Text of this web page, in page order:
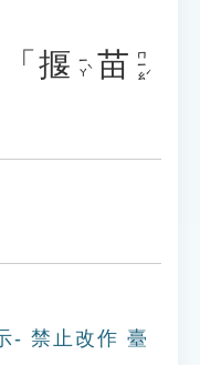
揠 ㄧㄚˋ 苗 ㄇㄧㄠˊ
- 禁止改作 臺